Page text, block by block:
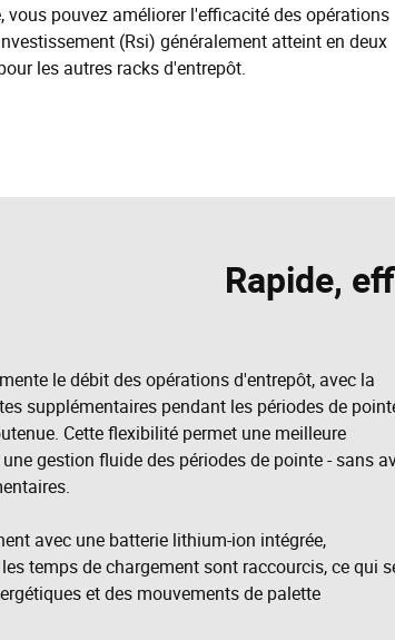
vous pouvez améliorer l'efficacité des opérations
(Rsi) généralement atteint en deux
les autres racks d'entrepôt.
Rapide,
le débit des opérations d'entrepôt, avec la
supplémentaires pendant les périodes de
Cette flexibilité permet une meilleure
gestion fluide des périodes de pointe - sans
avec une batterie lithium-ion intégrée,
temps de chargement sont raccourcis, ce qui
et des mouvements de palette